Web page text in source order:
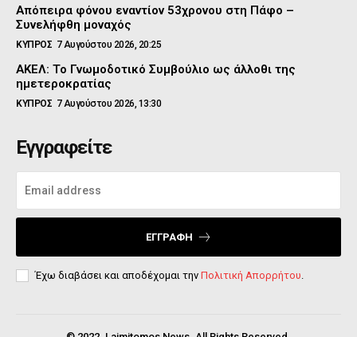
Απόπειρα φόνου εναντίον 53χρονου στη Πάφο –
Συνελήφθη μοναχός
ΚΥΠΡΟΣ 7 Αυγούστου 2026, 20:25
ΑΚΕΛ: Το Γνωμοδοτικό Συμβούλιο ως άλλοθι της
ημετεροκρατίας
ΚΥΠΡΟΣ 7 Αυγούστου 2026, 13:30
Εγγραφείτε
ΕΓΓΡΑΦΉ
Έχω διαβάσει και αποδέχομαι την Πολιτική Απορρήτου.